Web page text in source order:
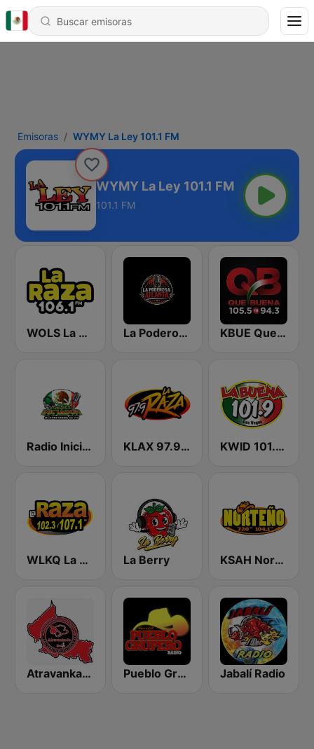
Emisoras WYMY La Ley 101.1 FM
WYMY La Ley 101.1 FM
101.1 FM
WOLS La Raza 106.1 FM La Poderosa Atlanta KBUE Que Buena 105.5 / 94.3 FM (US Only)
Radio Iniciador KLAX 97.9 La Raza FM KWID 101.9 La Buena
WLKQ La Raza 102.3 La Berry KSAH Norteño 720 y 104.1
Atravankado Radio Pueblo Grupero Radio Jabalí Radio